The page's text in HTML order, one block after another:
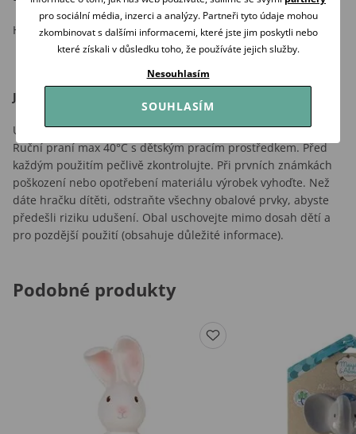
Hračka je určena pro děti ve věku 0m+.
Jak používat:
Udržujte hračku čistou. Návod na praní je uveden na štítku.
Ruční praní max 40°C s dětským pracím prostředkem. Před
každým použitím pečlivě zkontrolujte. Při prvních známkách
poškození nebo opotřebení materiálu výrobek vyhoďte. Než
dáte hračku dítěti, odstraňte všechny obalové prvky, abyste
předešli riziku udušení. Obal uschovejte mimo dosah dětí a
pro pozdější použití (obsahuje důležité informace).
Podobné produkty
pro sociální média, inzerci a analýzy. Partneři tyto údaje mohou
zkombinovat s dalšími informacemi, které jste jim poskytli nebo
které získali v důsledku toho, že používáte jejich služby.
Nesouhlasím
SOUHLASÍM